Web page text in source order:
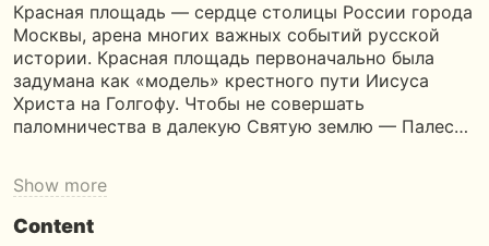
Красная площадь — сердце столицы России города
Москвы, арена многих важных событий русской
истории. Красная площадь первоначально была
задумана как «модель» крестного пути Иисуса
Христа на Голгофу. Чтобы не совершать
паломничества в далекую Святую землю — Палес…
Show more
Content